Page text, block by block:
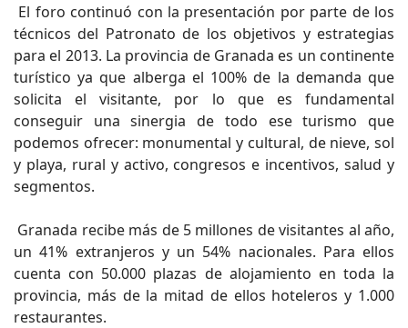
El foro continuó con la presentación por parte de los
técnicos del Patronato de los objetivos y estrategias
para el 2013. La provincia de Granada es un continente
turístico ya que alberga el 100% de la demanda que
solicita el visitante, por lo que es fundamental
conseguir una sinergia de todo ese turismo que
podemos ofrecer: monumental y cultural, de nieve, sol
y playa, rural y activo, congresos e incentivos, salud y
segmentos.
Granada recibe más de 5 millones de visitantes al año,
un 41% extranjeros y un 54% nacionales. Para ellos
cuenta con 50.000 plazas de alojamiento en toda la
provincia, más de la mitad de ellos hoteleros y 1.000
restaurantes.